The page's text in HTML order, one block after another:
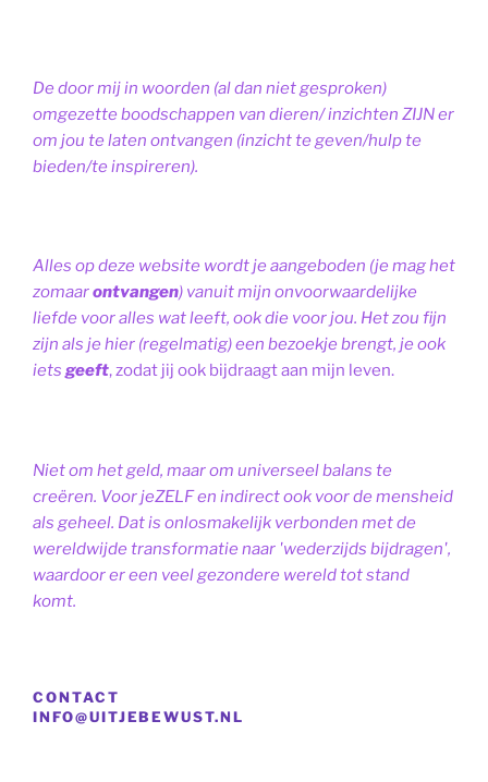
De door mij in woorden (al dan niet gesproken)
omgezette boodschappen van dieren/ inzichten ZIJN er
om jou te laten ontvangen (inzicht te geven/hulp te
bieden/te inspireren).
Alles op deze website wordt je aangeboden (je mag het
zomaarontvangen) vanuit mijn onvoorwaardelijke
liefde voor alles wat leeft, ook die voor jou. Het zou fijn
zijn als je hier (regelmatig) een bezoekje brengt, je ook
iets geeft, zodat jij ook bijdraagt aan mijn leven.
Niet om het geld, maar om universeel balans te
creëren. Voor jeZELF en indirect ook voor de mensheid
als geheel. Dat is onlosmakelijk verbonden met de
wereldwijde transformatie naar 'wederzijds bijdragen',
waardoor er een veel gezondere wereld tot stand
komt.
CONTACT
INFO@UITJEBEWUST.NL